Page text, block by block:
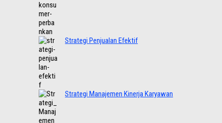
Strategi Penjualan Efektif
Strategi Manajemen Kinerja Karyawan